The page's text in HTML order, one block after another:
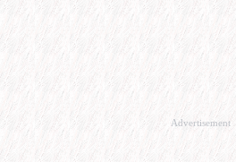
Advertisement